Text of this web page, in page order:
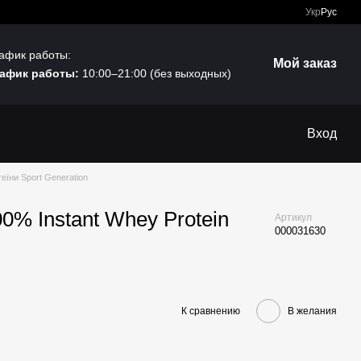
Укр Рус
работы:
работы: 10:00–21:00 (без выходных)
Мой заказ
Вход
Sport Generation
Instant Whey Protein
Артикул
000031630
К сравнению В желания